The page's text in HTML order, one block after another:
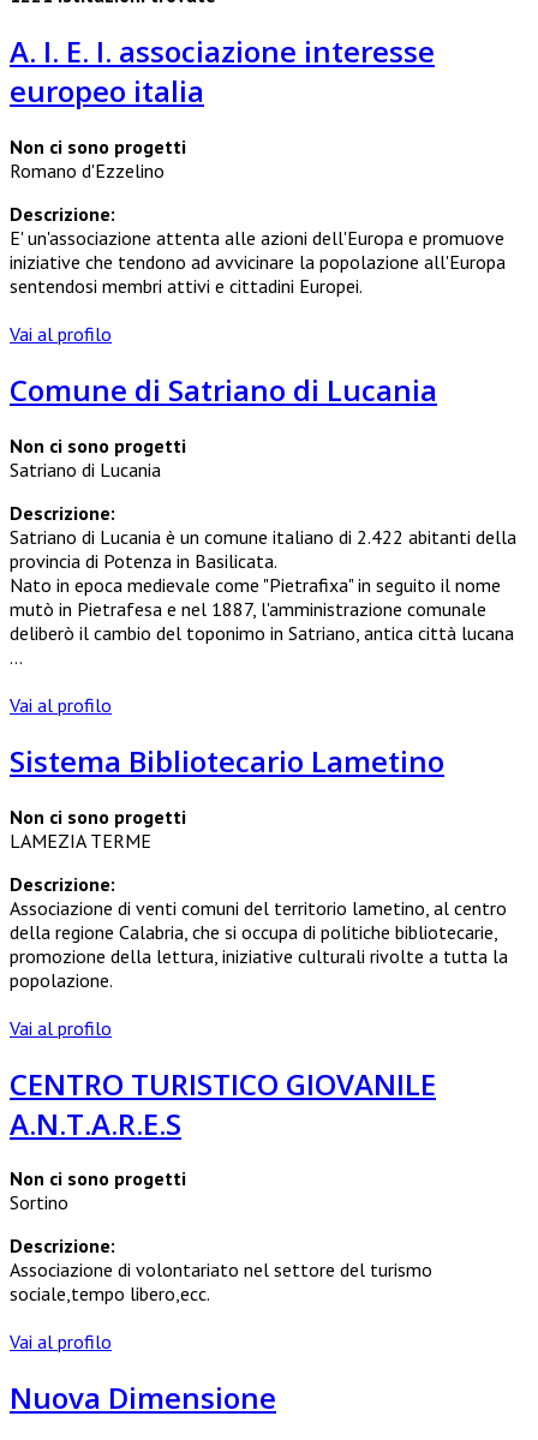
A. I. E. I. associazione interesse
europeo italia
Non ci sono progetti
Romano d'Ezzelino
Descrizione:
E' un'associazione attenta alle azioni dell'Europa e promuove
iniziative che tendono ad avvicinare la popolazione all'Europa
sentendosi membri attivi e cittadini Europei.
Vai al profilo
Comune di Satriano di Lucania
Non ci sono progetti
Satriano di Lucania
Descrizione:
Satriano di Lucania è un comune italiano di 2.422 abitanti della
provincia di Potenza in Basilicata.
Nato in epoca medievale come "Pietrafixa" in seguito il nome
mutò in Pietrafesa e nel 1887, l'amministrazione comunale
deliberò il cambio del toponimo in Satriano, antica città lucana
...
Vai al profilo
Sistema Bibliotecario Lametino
Non ci sono progetti
LAMEZIA TERME
Descrizione:
Associazione di venti comuni del territorio lametino, al centro
della regione Calabria, che si occupa di politiche bibliotecarie,
promozione della lettura, iniziative culturali rivolte a tutta la
popolazione.
Vai al profilo
CENTRO TURISTICO GIOVANILE
A.N.T.A.R.E.S
Non ci sono progetti
Sortino
Descrizione:
Associazione di volontariato nel settore del turismo
sociale,tempo libero,ecc.
Vai al profilo
Nuova Dimensione